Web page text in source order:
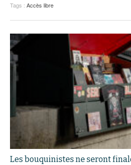
Tags : Accès libre
Les bouquinistes ne seront